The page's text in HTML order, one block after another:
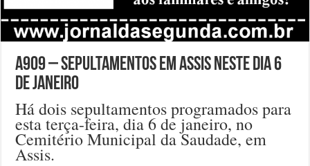
A909 – Sepultamentos em Assis neste dia 6
de janeiro
Há dois sepultamentos programados para
esta terça-feira, dia 6 de janeiro, no
Cemitério Municipal da Saudade, em
Assis.